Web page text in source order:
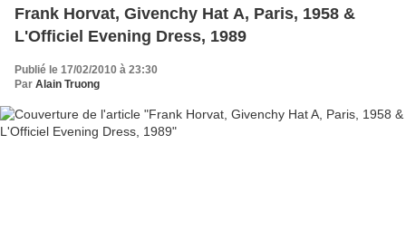
Frank Horvat, Givenchy Hat A, Paris, 1958 &
L'Officiel Evening Dress, 1989
Publié le 17/02/2010 à 23:30
Par Alain Truong